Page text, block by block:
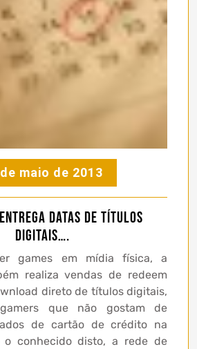
maio de 2013
entrega datas de títulos
digitais….
games em mídia física, a
realiza vendas de redeem
direto de títulos digitais,
que não gostam de
de cartão de crédito na
o conhecido disto, a rede de